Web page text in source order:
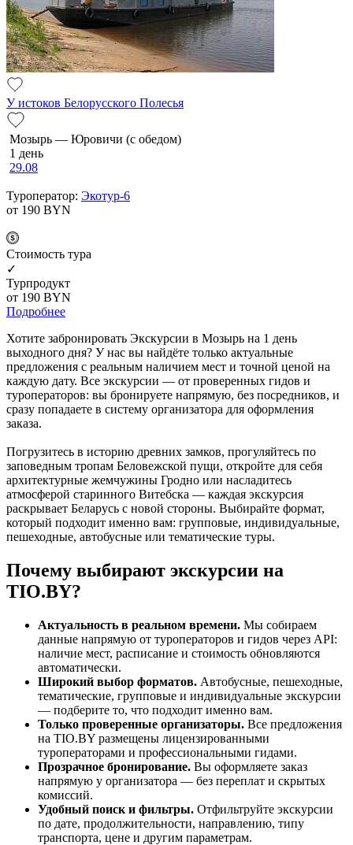
У истоков Белорусского Полесья
Мозырь — Юровичи (с обедом)
1 день
29.08
Туроператор: Экотур-6
от 190 BYN
Cтоимость тура
✓
Турпродукт
от 190 BYN
Подробнее
Хотите забронировать Экскурсии в Мозырь на 1 день
выходного дня? У нас вы найдёте только актуальные
предложения с реальным наличием мест и точной ценой на
каждую дату. Все экскурсии — от проверенных гидов и
туроператоров: вы бронируете напрямую, без посредников, и
сразу попадаете в систему организатора для оформления
заказа.
Погрузитесь в историю древних замков, прогуляйтесь по
заповедным тропам Беловежской пущи, откройте для себя
архитектурные жемчужины Гродно или насладитесь
атмосферой старинного Витебска — каждая экскурсия
раскрывает Беларусь с новой стороны. Выбирайте формат,
который подходит именно вам: групповые, индивидуальные,
пешеходные, автобусные или тематические туры.
Почему выбирают экскурсии на
TIO.BY?
Актуальность в реальном времени. Мы собираем
данные напрямую от туроператоров и гидов через API:
наличие мест, расписание и стоимость обновляются
автоматически.
Широкий выбор форматов. Автобусные, пешеходные,
тематические, групповые и индивидуальные экскурсии
— подберите то, что подходит именно вам.
Только проверенные организаторы. Все предложения
на TIO.BY размещены лицензированными
туроператорами и профессиональными гидами.
Прозрачное бронирование. Вы оформляете заказ
напрямую у организатора — без переплат и скрытых
комиссий.
Удобный поиск и фильтры. Отфильтруйте экскурсии
по дате, продолжительности, направлению, типу
транспорта, цене и другим параметрам.